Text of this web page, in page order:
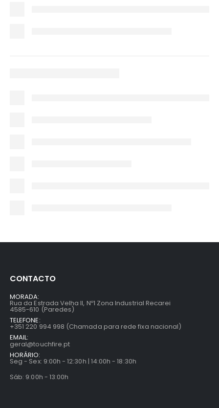
CONTACTO
MORADA:
Rua da Estrada Velha II, Nº1 Zona Industrial Recarei
4585-610 (Paredes)
TELEFONE:
+351 220 994 998 (Chamada para rede fixa nacional)
EMAIL:
geral@touchfire.pt
HORÁRIO:
Seg - Sex: 9:00h - 12:30h | 14:00h - 18:30h
Sáb: 9:00h - 13:00h